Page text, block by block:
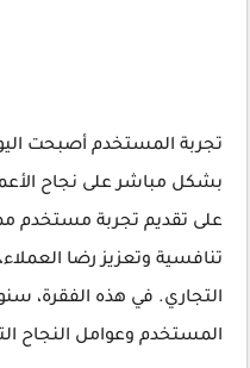
تجربة المستخدم أصبحت
بشكل مباشر على نجاح
على تقديم تجربة مستخدم
تنافسية وتعزيز رضا
التجاري. في هذه الفقرة،
المستخدم وعوامل النجاح